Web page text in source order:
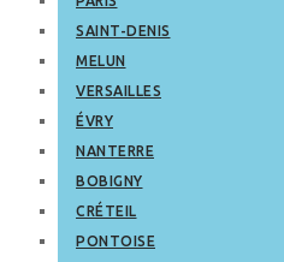
SAINT-DENIS
MELUN
VERSAILLES
ÉVRY
NANTERRE
BOBIGNY
CRÉTEIL
PONTOISE